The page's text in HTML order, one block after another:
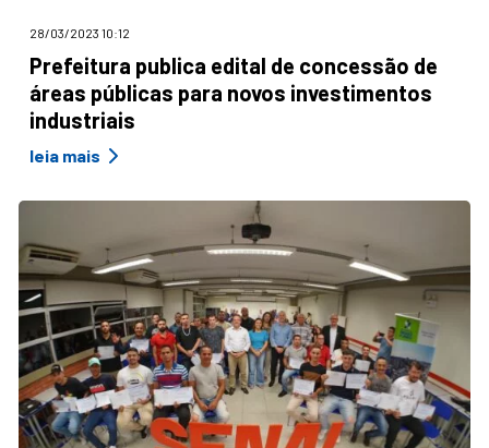
28/03/2023 10:12
Prefeitura publica edital de concessão de
áreas públicas para novos investimentos
industriais
leia mais